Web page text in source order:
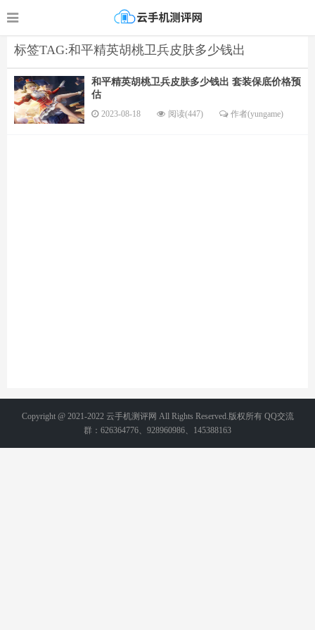
标签TAG:和平精英胡桃卫兵皮肤多少钱出
和平精英胡桃卫兵皮肤多少钱出 套装保底价格预
估
2023-08-18 阅读(447) 作者(yungame)
Copyright @ 2021-2022 云手机测评网 All Rights Reserved.版权所有 QQ交流
群：626364776、928960986、145388163